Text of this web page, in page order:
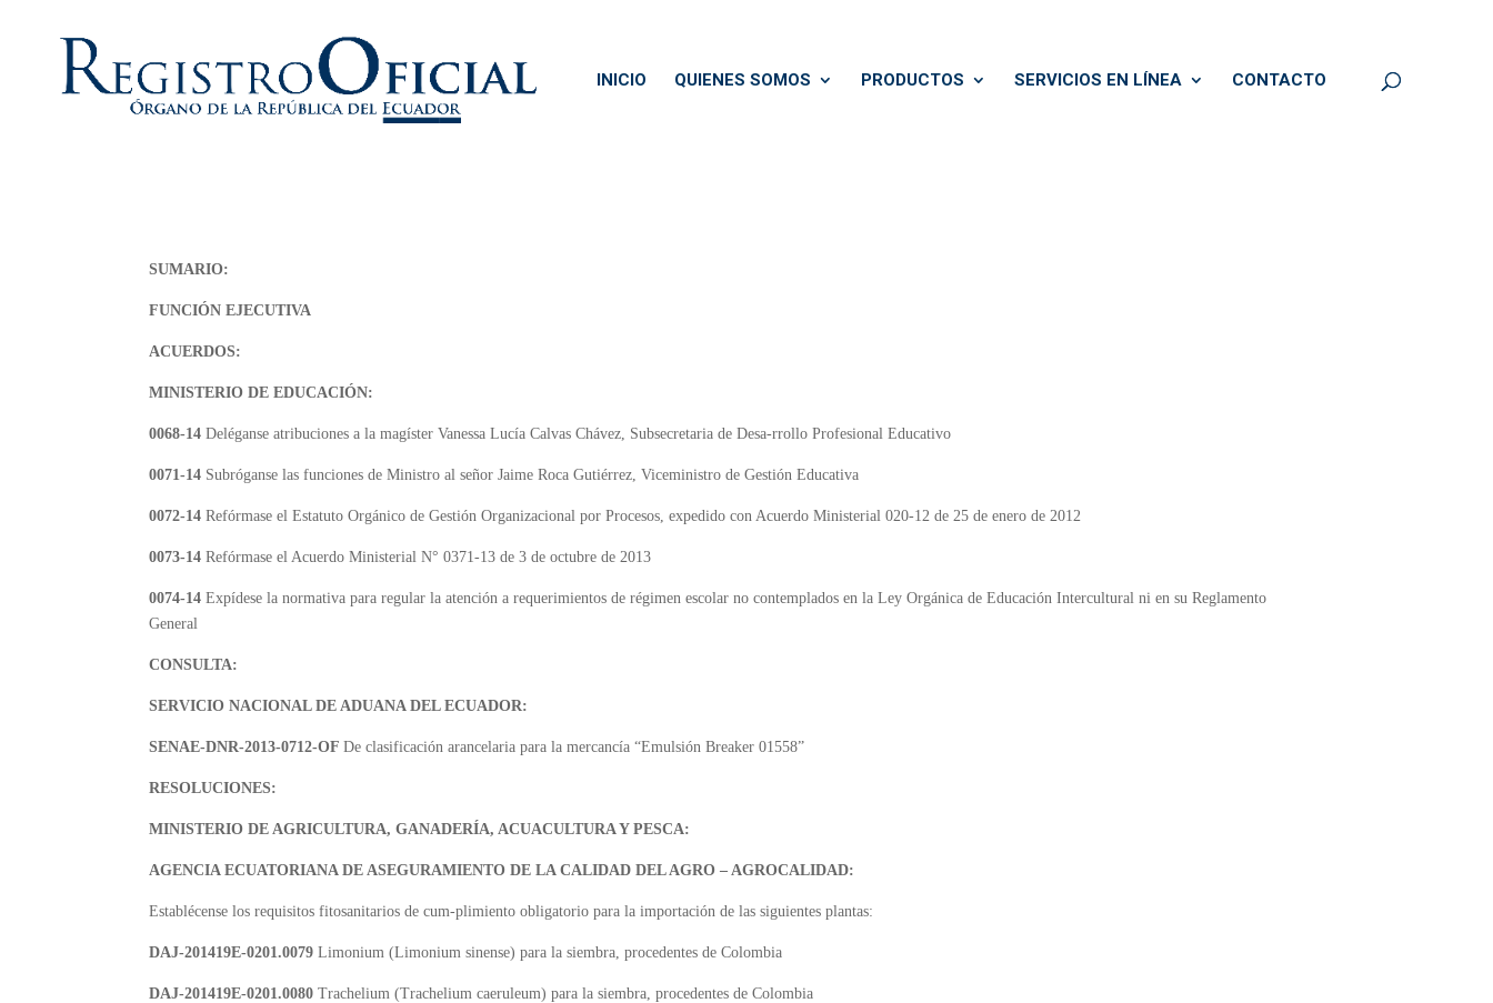
INICIO QUIENES SOMOS PRODUCTOS SERVICIOS EN LÍNEA CONTACTO
SUMARIO:
FUNCIÓN EJECUTIVA
ACUERDOS:
MINISTERIO DE EDUCACIÓN:
0068-14Deléganse atribuciones a la magíster Vanessa Lucía Calvas Chávez, Subsecretaria de Desa-rrollo Profesional Educativo
0071-14 Subróganse las funciones de Ministro al señor Jaime Roca Gutiérrez, Viceministro de Gestión Educativa
0072-14Refórmase el Estatuto Orgánico de Gestión Organizacional por Procesos, expedido con Acuerdo Ministerial 020-12 de 25 de enero de 2012
0073-14Refórmase el Acuerdo Ministerial N° 0371-13 de 3 de octubre de 2013
0074-14 Expídese la normativa para regular la atención a requerimientos de régimen escolar no contemplados en la Ley Orgánica de Educación Intercultural ni en su Reglamento
General
CONSULTA:
SERVICIO NACIONAL DE ADUANA DEL ECUADOR:
SENAE-DNR-2013-0712-OFDe clasificación arancelaria para la mercancía “Emulsión Breaker 01558”
RESOLUCIONES:
MINISTERIO DE AGRICULTURA, GANADERÍA, ACUACULTURA Y PESCA:
AGENCIA ECUATORIANA DE ASEGURAMIENTO DE LA CALIDAD DEL AGRO – AGROCALIDAD:
Establécense los requisitos fitosanitarios de cum-plimiento obligatorio para la importación de las siguientes plantas:
DAJ-201419E-0201.0079Limonium (Limonium sinense) para la siembra, procedentes de Colombia
DAJ-201419E-0201.0080Trachelium (Trachelium caeruleum) para la siembra, procedentes de Colombia